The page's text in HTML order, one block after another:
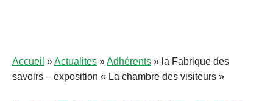
Accueil »Actualites »Adhérents » la Fabrique des
savoirs – exposition « La chambre des visiteurs »